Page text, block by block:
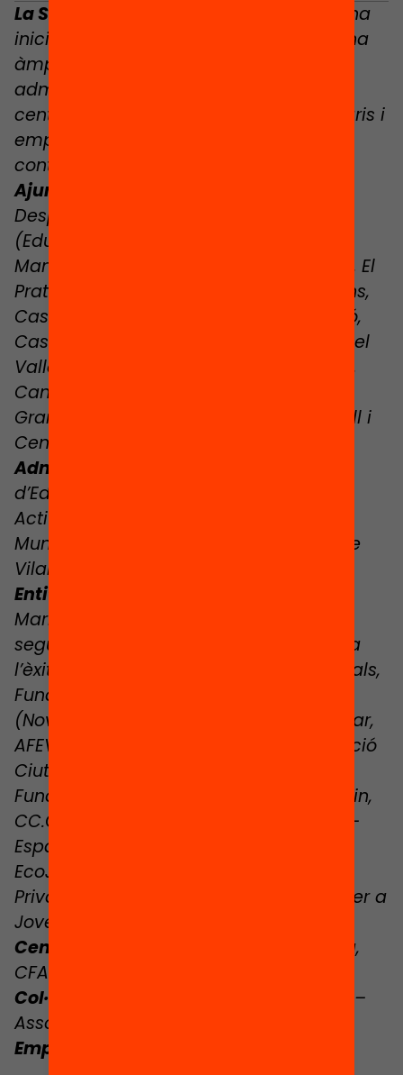
La Setmana Zero Abandonament
és una
iniciativa
una
àmplia xarxa de municipis,
administracions públiques, entitats,
centres educatius, col·lectius comunitaris i
empreses compromeses amb la lluita
contra l’abandonament educatiu.
Ajuntaments participants:
Despí, Sant Celoni, Cambrils, Girona
(Educació), Vilafranca del Penedès,
Manlleu (Educació), Barberà del Vallès, El
Prat de Llobregat, Granollers, Viladecans,
Casal de Joves El Kanal (Artés), Mataró,
Castelldefels, Badia del Vallès, Mollet del
Vallès, Sant Adrià del Besòs, Tarragona,
Canet de Mar, Vic, Santa Coloma de
Gramenet, Vilanova i la Geltrú, Sabadell i
Centelles.
Administracions públiques:
d’Educació de Barcelona, Barcelona
Activa, Oficina Jove Alt Urgell, Institut
Municipal d’Educació i Treball (IMET) de
Vilanova i la Geltrú.
Entitats i plataformes:
Marianao, El Llindar, Mentora – Aquí
seguim estudiant, Lecxit – Lectura per a
l’èxit educatiu, Pere Claver Serveis Socials,
Fundació SERGI, Programa Vitamina
(Novact), Fundación Empieza por Educar,
AFEV, Fundació Fem Pedagogia, Fundació
Ciutat de Viladecans, CASC, SaóPrat,
Fundació Èxit, Intermedia, Fundació Main,
CC.OO., Martí Codolar, Plàudite Teatre –
Espai d’Arts Escèniques, Ocell de Foc,
EcoJove – Fundació Main, Fundació
Privada Pere Closa, Fedaia, Fundació per a
Joves La Carena.
Centres educatius:
Institut Rocagrossa,
CFA Balaguer, Institut Abat Oliva.
Col·lectius de la comunitat:
JubicatFP –
Associació de Jubilats de la FP.
Empreses: